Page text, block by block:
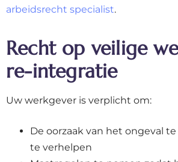
arbeidsrecht specialist.
Recht op veilige
re-integratie
Uw werkgever is verplicht om:
De oorzaak van het ongeval
te verhelpen